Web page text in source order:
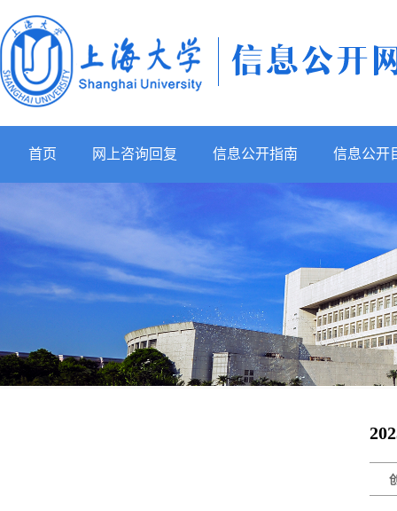
首页 网上咨询回复 信息公开指南 信息公开